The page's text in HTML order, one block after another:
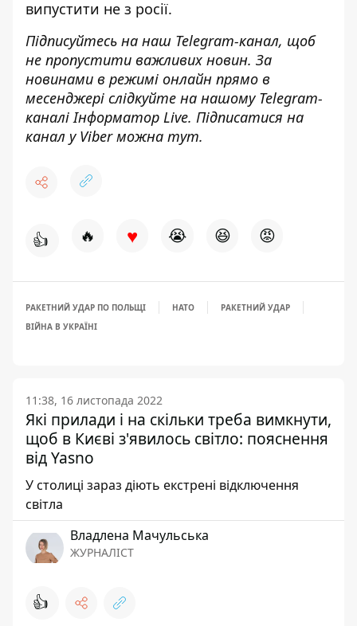
випустити не з росії.
Підписуйтесь на наш Telegram-канал, щоб
не пропустити важливих новин. За
новинами в режимі онлайн прямо в
месенджері слідкуйте на нашому Telegram-
каналіІнформатор Live. Підписатися на
канал у Viber можна тут.
👍 🔥 ♥ 😭 😆 😡
РАКЕТНИЙ УДАР ПО ПОЛЬЩІ НАТО
РАКЕТНИЙ УДАР
ВІЙНА В УКРАЇНІ
11:38, 16 листопада 2022
Які прилади і на скільки треба вимкнути,
щоб в Києві з'явилось світло: пояснення
від Yasno
У столиці зараз діють екстрені відключення
світла
Владлена Мачульська
ЖУРНАЛІСТ
👍